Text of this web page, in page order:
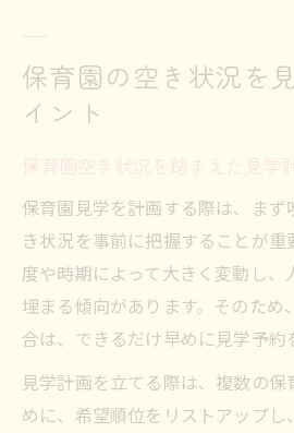
保育園の空き状況を
イント
保育園空き状況を踏まえた見学
保育園見学を計画する際は、ま
き状況を事前に把握することが
度や時期によって大きく変動し
埋まる傾向があります。そのため
合は、できるだけ早めに見学予約
見学計画を立てる際は、複数の
めに、希望順位をリストアップ